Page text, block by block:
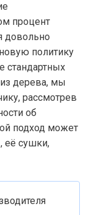
процент
довольно
политику
стандартных
дерева, мы
рассмотрев
об
подход может
её сушки,